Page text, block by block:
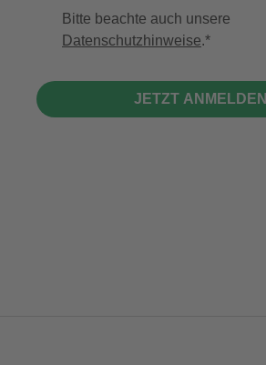
Bitte beachte auch unsere
Datenschutzhinweise.
JETZT ANMELDEN